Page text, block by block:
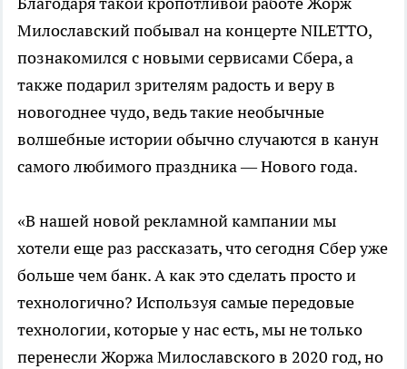
Милославский побывал на концерте NILETTO,
познакомился с новыми сервисами Сбера, а
также подарил зрителям радость и веру в
новогоднее чудо, ведь такие необычные
волшебные истории обычно случаются в канун
самого любимого праздника — Нового года.
«В нашей новой рекламной кампании мы
хотели еще раз рассказать, что сегодня Сбер уже
больше чем банк. А как это сделать просто и
технологично? Используя самые передовые
технологии, которые у нас есть, мы не только
перенесли Жоржа Милославского в 2020 год, но